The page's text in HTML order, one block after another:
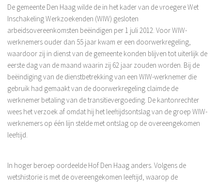
Privacyverklaring
De gemeente Den Haag wilde de in het kader van de vroegere Wet
Inschakeling Werkzoekenden (WIW) gesloten
arbeidsovereenkomsten beëindigen per 1 juli 2012. Voor WIW-
werknemers ouder dan 55 jaar kwam er een doorwerkregeling,
waardoor zij in dienst van de gemeente konden blijven tot uiterlijk de
eerste dag van de maand waarin zij 62 jaar zouden worden. Bij de
beëindiging van de dienstbetrekking van een WIW-werknemer die
gebruik had gemaakt van de doorwerkregeling claimde de
werknemer betaling van de transitievergoeding. De kantonrechter
wees het verzoek af omdat hij het leeftijdsontslag van de groep WIW-
werknemers op één lijn stelde met ontslag op de overeengekomen
leeftijd.
In hoger beroep oordeelde Hof Den Haag anders. Volgens de
wetshistorie is met de overeengekomen leeftijd, waarop de